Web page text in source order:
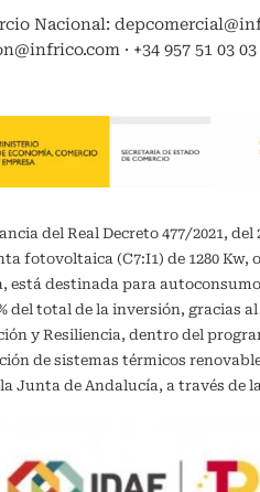
Nacional:
· +34 957 51 03 03
del Real Decreto 477/2021,
fotovoltaica (C7:I1) de 1280
destinada para
total de la inversión, gracias
y Resiliencia, dentro del
de sistemas térmicos
Junta de Andalucía, a través de